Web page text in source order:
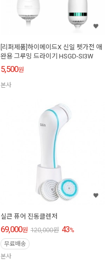
[리퍼제품]하이메이드X 신일 펫가전 애
완용 그루밍 드라이기 HSGD-SI3W
5,500원
본사
실큰 퓨어 진동클렌저
69,000원 120,000원 43%
무료배송
본사